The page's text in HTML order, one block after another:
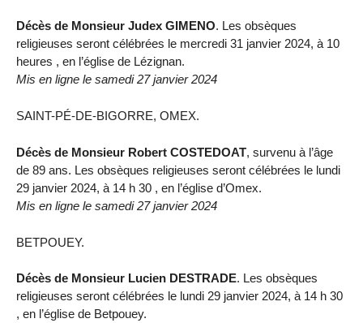
Décès de Monsieur Judex GIMENO. Les obsèques
religieuses seront célébrées le mercredi 31 janvier 2024, à 10
heures , en l’église de Lézignan.
Mis en ligne le samedi 27 janvier 2024
SAINT-PÉ-DE-BIGORRE, OMEX.
Décès de Monsieur Robert COSTEDOAT, survenu à l’âge
de 89 ans. Les obsèques religieuses seront célébrées le lundi
29 janvier 2024, à 14 h 30 , en l’église d’Omex.
Mis en ligne le samedi 27 janvier 2024
BETPOUEY.
Décès de Monsieur Lucien DESTRADE. Les obsèques
religieuses seront célébrées le lundi 29 janvier 2024, à 14 h 30
, en l’église de Betpouey.